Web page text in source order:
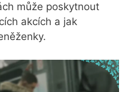
může poskytnout
akcích a jak